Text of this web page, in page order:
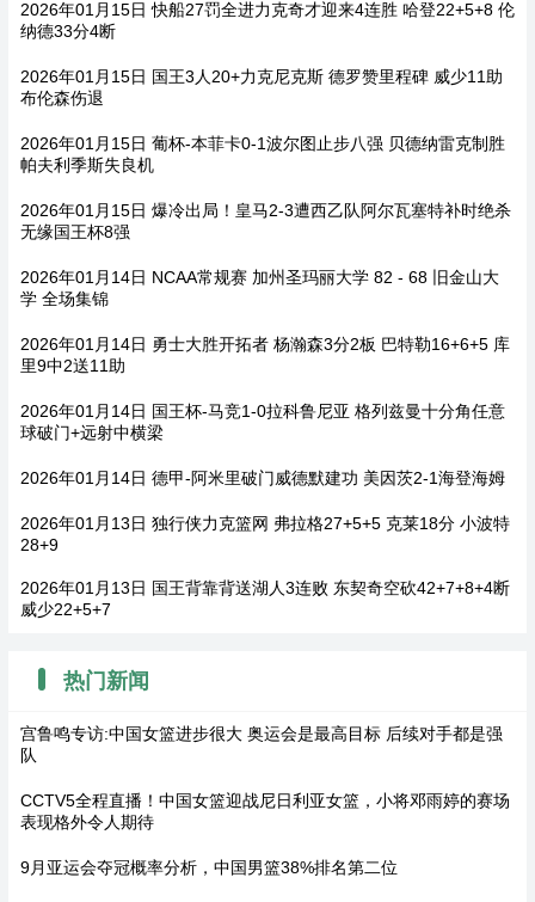
2026年01月15日 快船27罚全进力克奇才迎来4连胜 哈登22+5+8 伦
纳德33分4断
2026年01月15日 国王3人20+力克尼克斯 德罗赞里程碑 威少11助
布伦森伤退
2026年01月15日 葡杯-本菲卡0-1波尔图止步八强 贝德纳雷克制胜
帕夫利季斯失良机
2026年01月15日 爆冷出局！皇马2-3遭西乙队阿尔瓦塞特补时绝杀
无缘国王杯8强
2026年01月14日 NCAA常规赛 加州圣玛丽大学 82 - 68 旧金山大
学 全场集锦
2026年01月14日 勇士大胜开拓者 杨瀚森3分2板 巴特勒16+6+5 库
里9中2送11助
2026年01月14日 国王杯-马竞1-0拉科鲁尼亚 格列兹曼十分角任意
球破门+远射中横梁
2026年01月14日 德甲-阿米里破门威德默建功 美因茨2-1海登海姆
2026年01月13日 独行侠力克篮网 弗拉格27+5+5 克莱18分 小波特
28+9
2026年01月13日 国王背靠背送湖人3连败 东契奇空砍42+7+8+4断
威少22+5+7
热门新闻
宫鲁鸣专访:中国女篮进步很大 奥运会是最高目标 后续对手都是强
队
CCTV5全程直播！中国女篮迎战尼日利亚女篮，小将邓雨婷的赛场
表现格外令人期待
9月亚运会夺冠概率分析，中国男篮38%排名第二位